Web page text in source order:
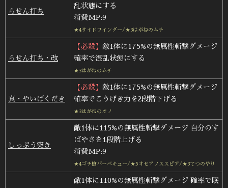
らせん打ち
乱状態にする
消費MP:9
★4サイドワインダー/★3はがねのムチ
らせん打ち・改
【必殺】 敵1体に175%の無属性斬撃ダメージ
確率で混乱状態にする
★3はがねのムチ
真・やいばくだき
【必殺】 敵1体に175%の無属性斬撃ダメージ
確率でこうげき力を2段階下げる
★3はがねのオノ
しっぷう突き
敵1体に115%の無属性斬撃ダメージ 自分のす
ばやさを1段階上げる
消費MP:9
★4ゴチ槍バーベキュー/★5オセアノススピア/★3てつのやり
敵1体に110%の無属性斬撃ダメージ 確率で眠